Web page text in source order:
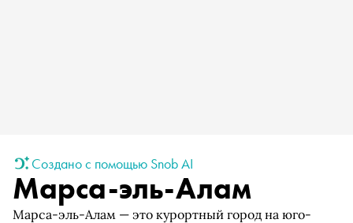
Создано с помощью Snob AI
Марса-эль-Алам
Марса-эль-Алам — это курортный город на юго-